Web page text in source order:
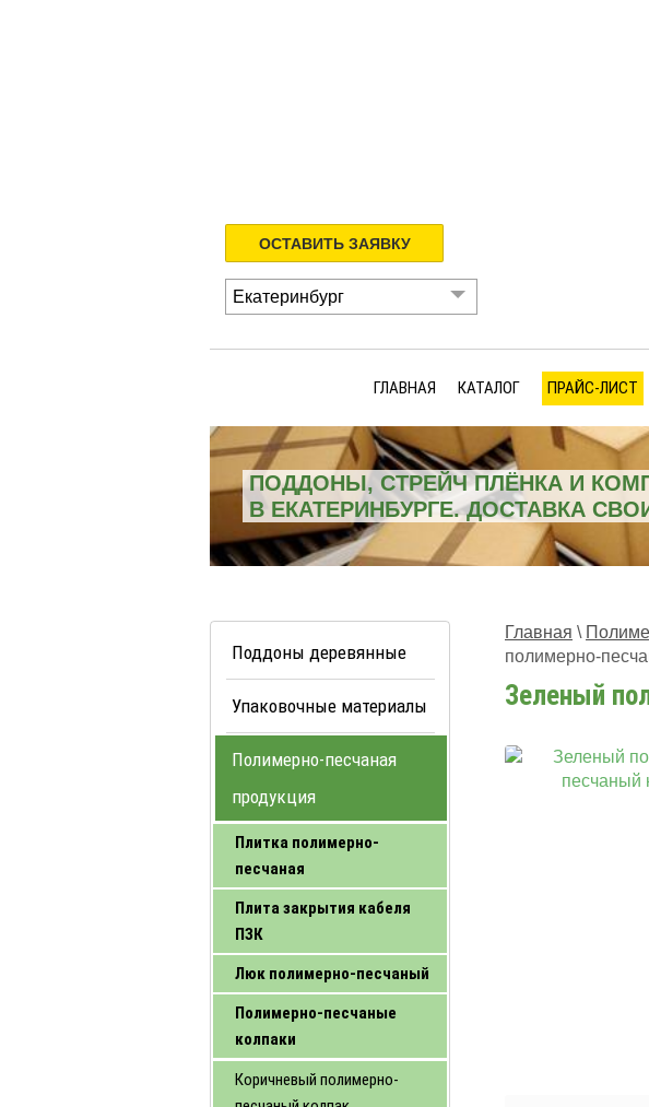
ОСТАВИТЬ ЗАЯВКУ
Екатеринбург
ГЛАВНАЯ КАТАЛОГ ПРАЙС-ЛИСТ
ПОДДОНЫ, СТРЕЙЧ ПЛЁНКА И
В ЕКАТЕРИНБУРГЕ. ДОСТАВКА
Поддоны деревянные
Упаковочные материалы
Полимерно-песчаная
продукция
Плитка полимерно-
песчаная
Плита закрытия кабеля
ПЗК
Люк полимерно-песчаный
Полимерно-песчаные
колпаки
Коричневый полимерно-
Главная \
полимерно-
Зеленый